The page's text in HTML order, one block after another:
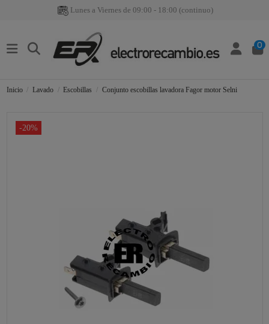
Lunes a Viernes de 09:00 - 18:00 (continuo)
0
Inicio Lavado Escobillas Conjunto escobillas lavadora Fagor motor Selni
-20%